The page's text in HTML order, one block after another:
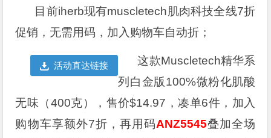
目前iherb现有muscletech肌肉科技全线7折
促销，无需用码，加入购物车自动折；
活动直达链接
这款Muscletech精华系
列白金版100%微粉化肌酸
无味（400克），售价$14.97，凑单6件，加入
购物车享额外7折，再用码ANZ5545叠加全场